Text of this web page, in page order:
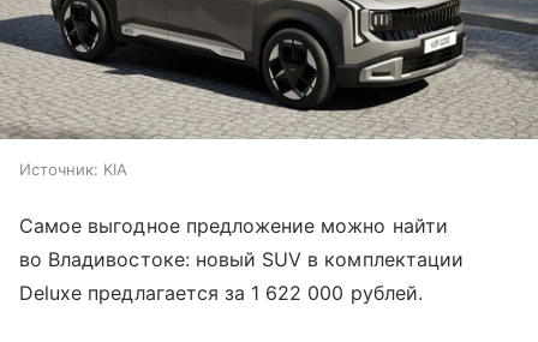
Источник: KIA
Самое выгодное предложение можно найти
во Владивостоке: новый SUV в комплектации
Deluxe предлагается за 1 622 000 рублей.